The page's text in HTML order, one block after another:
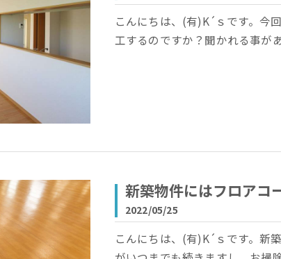
こんにちは、(有)K´ｓです。今
工するのですか？聞かれる事が
新築物件にはフロアコ
2022/05/25
こんにちは、(有)K´ｓです。新